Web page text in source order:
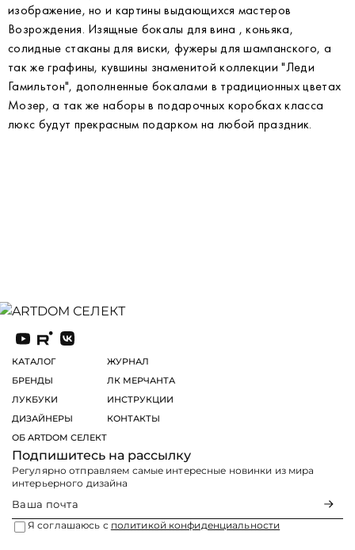
изображение, но и картины выдающихся мастеров
Возрождения. Изящные бокалы для вина , коньяка,
солидные стаканы для виски, фужеры для шампанского, а
так же графины, кувшины знаменитой коллекции "Леди
Гамильтон", дополненные бокалами в традиционных цветах
Мозер, а так же наборы в подарочных коробках класса
люкс будут прекрасным подарком на любой праздник.
КАТАЛОГ
БРЕНДЫ
ЛУКБУКИ
ДИЗАЙНЕРЫ
ОБ ARTDOM СЕЛЕКТ
ЖУРНАЛ
ЛК МЕРЧАНТА
ИНСТРУКЦИИ
КОНТАКТЫ
Подпишитесь на рассылку
Регулярно отправляем самые интересные новинки из мира
интерьерного дизайна
Я соглашаюсь с политикой конфиденциальности